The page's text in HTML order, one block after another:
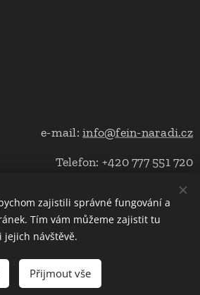
Do košíku
e-mail:info@fein-naradi.cz
Telefon: +420 777 551 720
Cookies
zajistili správné fungování a
Tím vám můžeme zajistit tu
jejich návštěvě.
Přijmout vše